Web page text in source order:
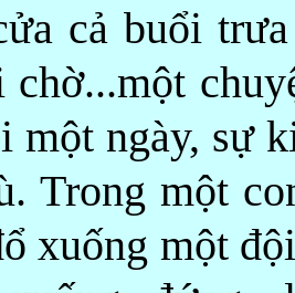
cả buổi
chờ...một
một ngày, sự
Trong một
xuống một